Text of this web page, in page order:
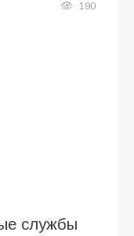
190
службы